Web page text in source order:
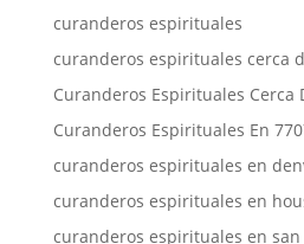
curanderos espirituales
curanderos espirituales cerca
Curanderos Espirituales Cerca
Curanderos Espirituales En
curanderos espirituales en
curanderos espirituales en
curanderos espirituales en